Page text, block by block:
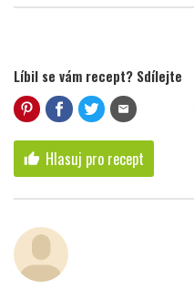
Líbil se vám recept? Sdílejte
mail
thumb_up Hlasuj pro recept